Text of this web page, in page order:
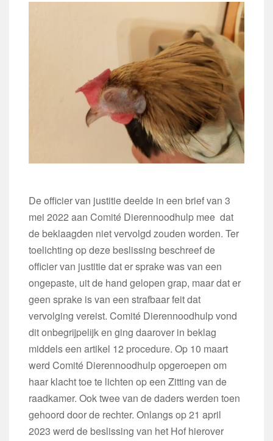
De officier van justitie deelde in een brief van 3
mei 2022 aan Comité Dierennoodhulp mee dat
de beklaagden niet vervolgd zouden worden. Ter
toelichting op deze beslissing beschreef de
officier van justitie dat er sprake was van een
ongepaste, uit de hand gelopen grap, maar dat er
geen sprake is van een strafbaar feit dat
vervolging vereist. Comité Dierennoodhulp vond
dit onbegrijpelijk en ging daarover in beklag
middels een artikel 12 procedure. Op 10 maart
werd Comité Dierennoodhulp opgeroepen om
haar klacht toe te lichten op een Zitting van de
raadkamer. Ook twee van de daders werden toen
gehoord door de rechter. Onlangs op 21 april
2023 werd de beslissing van het Hof hierover